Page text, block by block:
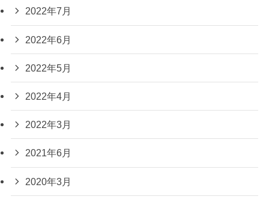
2022年7月
2022年6月
2022年5月
2022年4月
2022年3月
2021年6月
2020年3月